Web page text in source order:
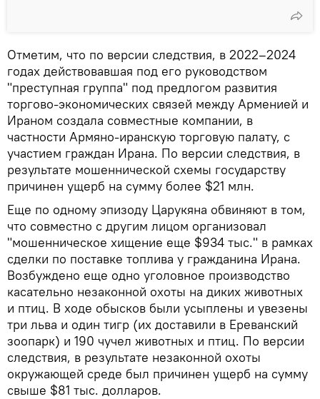
Отметим, что по версии следствия, в 2022–2024
годах действовавшая под его руководством
"преступная группа" под предлогом развития
торгово-экономических связей между Арменией и
Ираном создала совместные компании, в
частности Армяно-иранскую торговую палату, с
участием граждан Ирана. По версии следствия, в
результате мошеннической схемы государству
причинен ущерб на сумму более $21 млн.
Еще по одному эпизоду Царукяна обвиняют в том,
что совместно с другим лицом организовал
"мошенническое хищение еще $934 тыс." в рамках
сделки по поставке топлива у гражданина Ирана.
Возбуждено еще одно уголовное производство
касательно незаконной охоты на диких животных
и птиц. В ходе обысков были усыплены и увезены
три льва и один тигр (их доставили в Ереванский
зоопарк) и 190 чучел животных и птиц. По версии
следствия, в результате незаконной охоты
окружающей среде был причинен ущерб на сумму
свыше $81 тыс. долларов.